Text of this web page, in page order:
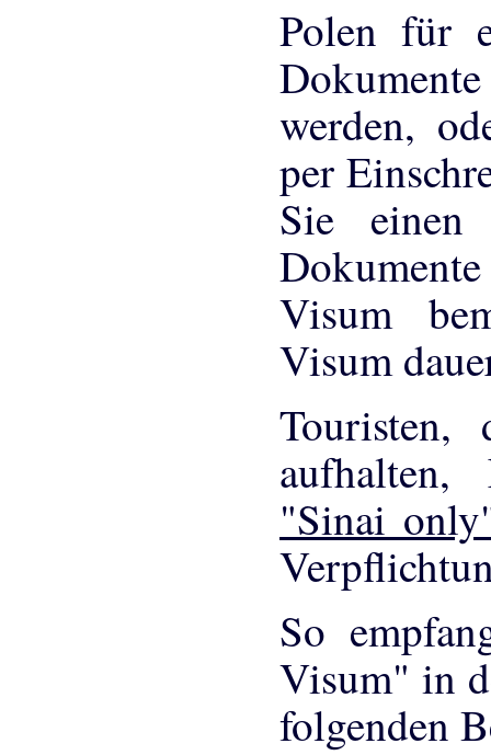
Polen für
werden,
per
Sie
Visum
Visum
aufhalten,
"Sinai
So
Visum" in
folgenden